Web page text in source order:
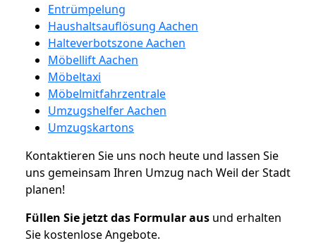
Entrümpelung
Haushaltsauflösung Aachen
Halteverbotszone Aachen
Möbellift Aachen
Möbeltaxi
Möbelmitfahrzentrale
Umzugshelfer Aachen
Umzugskartons
Kontaktieren Sie uns noch heute und lassen Sie
uns gemeinsam Ihren Umzug nach Weil der Stadt
planen!
Füllen Sie jetzt das Formular aus und erhalten
Sie kostenlose Angebote.